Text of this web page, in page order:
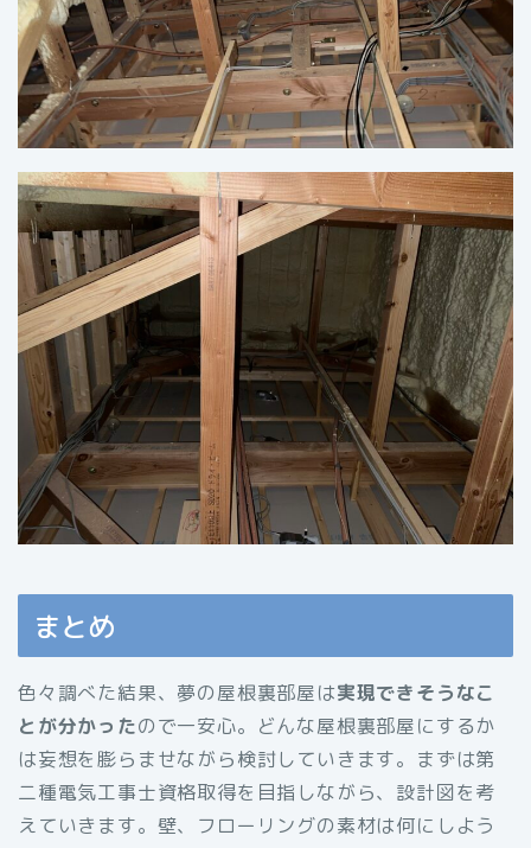
まとめ
色々調べた結果、夢の屋根裏部屋は実現できそうなこ
とが分かったので一安心。どんな屋根裏部屋にするか
は妄想を膨らませながら検討していきます。まずは第
二種電気工事士資格取得を目指しながら、設計図を考
えていきます。壁、フローリングの素材は何にしよう